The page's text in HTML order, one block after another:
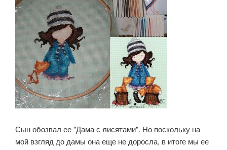
Сын обозвал ее "Дама с лисятами". Но поскольку на
мой взгляд до дамы она еще не доросла, в итоге мы ее